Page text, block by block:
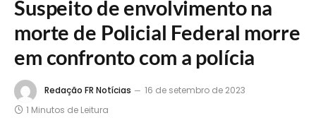
Suspeito de envolvimento na
morte de Policial Federal morre
em confronto com a polícia
Redação FR Notícias
16 de setembro de 2023
1 Minutos de Leitura